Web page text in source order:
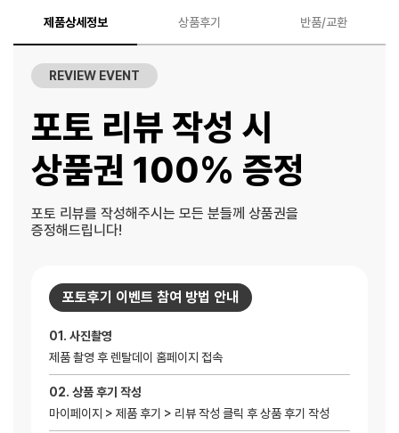
제품상세정보 상품후기 반품/교환
REVIEW EVENT
포토 리뷰 작성 시
상품권 100% 증정
포토 리뷰를 작성해주시는 모든 분들께 상품권을
증정해드립니다!
포토후기 이벤트 참여 방법 안내
01. 사진촬영
제품 촬영 후 렌탈데이 홈페이지 접속
02. 상품 후기 작성
마이페이지 > 제품 후기 > 리뷰 작성 클릭 후 상품 후기 작성